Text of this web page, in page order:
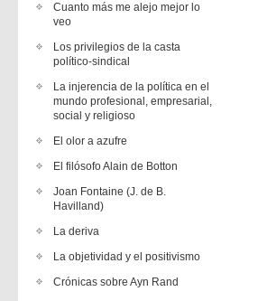
Cuanto más me alejo mejor lo
veo
Los privilegios de la casta
político-sindical
La injerencia de la política en el
mundo profesional, empresarial,
social y religioso
El olor a azufre
El filósofo Alain de Botton
Joan Fontaine (J. de B.
Havilland)
La deriva
La objetividad y el positivismo
Crónicas sobre Ayn Rand